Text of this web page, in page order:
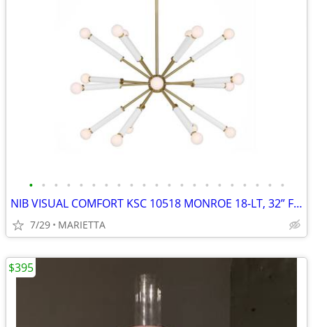
• • • • • • • • • • • • • • • • • • • • •
NIB VISUAL COMFORT KSC 10518 MONROE 18-LT, 32” FULL CHAND., POL.NICKEL
7/29 MARIETTA
$395